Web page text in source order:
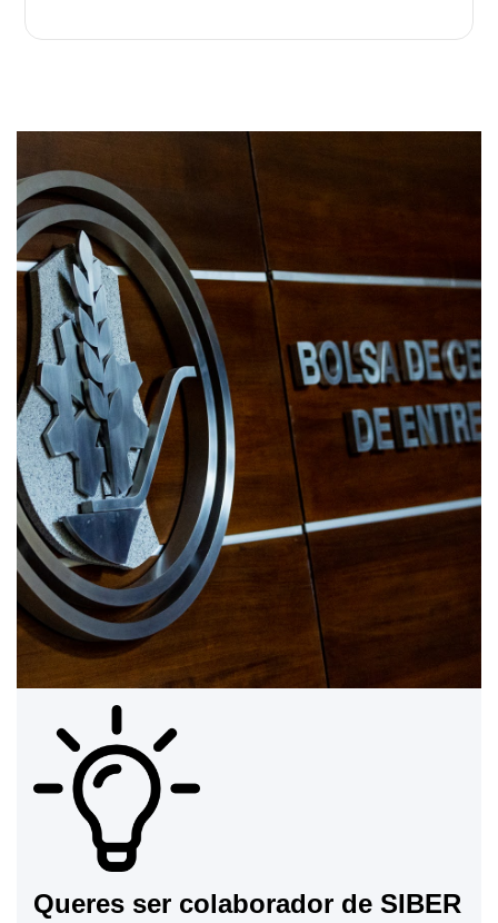
Queres ser colaborador de SIBER